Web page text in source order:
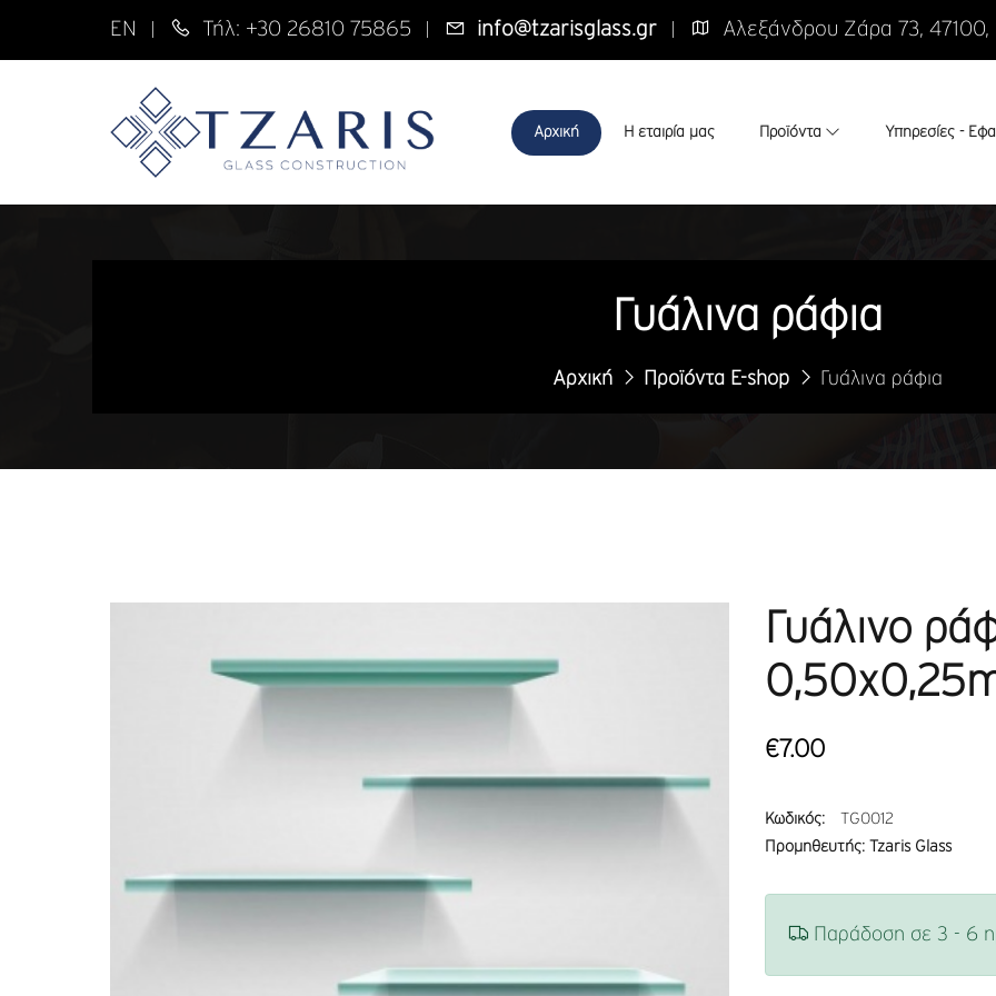
EN Τήλ: +30 26810 75865 info@tzarisglass.gr Αλεξάνδρου Ζάρα 73, 47100,
Αρχική Η εταιρία μας Προϊόντα Υπηρεσίες -
Γυάλινα ράφια
Αρχική Προϊόντα E-shop Γυάλινα ράφια
Γυάλινο
€7.00
Κωδικός:
TG0012
Προμηθευτής: Tzaris Glass
Παράδοση σε 3 - 6